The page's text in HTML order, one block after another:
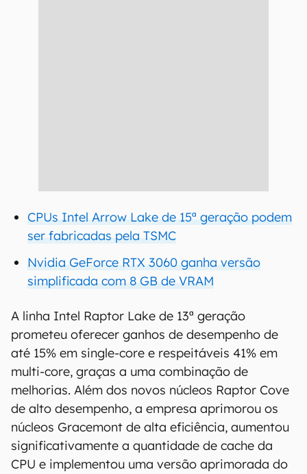
CPUs Intel Arrow Lake de 15ª geração podem
ser fabricadas pela TSMC
Nvidia GeForce RTX 3060 ganha versão
simplificada com 8 GB de VRAM
A linha Intel Raptor Lake de 13ª geração
prometeu oferecer ganhos de desempenho de
até 15% em single-core e respeitáveis 41% em
multi-core, graças a uma combinação de
melhorias. Além dos novos núcleos Raptor Cove
de alto desempenho, a empresa aprimorou os
núcleos Gracemont de alta eficiência, aumentou
significativamente a quantidade de cache da
CPU e implementou uma versão aprimorada do